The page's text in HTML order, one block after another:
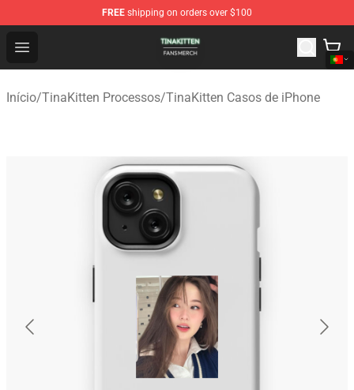
FREE shipping on orders over $100
Open menu
TinaKitten Shop - Official TinaKitten Merchandise Store
Início/TinaKitten Processos/TinaKitten Casos de iPhone